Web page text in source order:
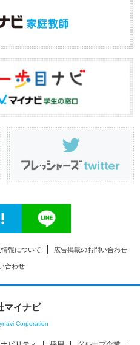
報について 広告掲載のお問い合わせ
合わせ
マイナビ
Corporation